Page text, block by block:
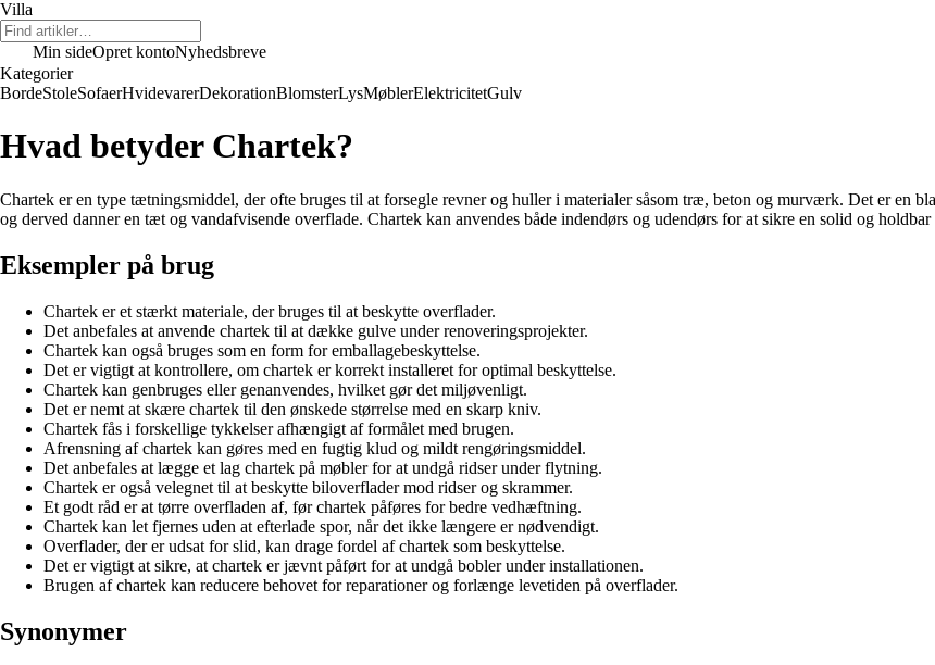
Villa
Min sideOpret kontoNyhedsbreve
Kategorier
BordeStoleSofaerHvidevarerDekorationBlomsterLysMøblerElektricitetGulv
Hvad betyder Chartek?
Chartek er en type tætningsmiddel, der ofte bruges til at forsegle revner og huller i materialer såsom træ, beton og murværk. Det er en
og derved danner en tæt og vandafvisende overflade. Chartek kan anvendes både indendørs og udendørs for at sikre en solid og
Eksempler på brug
Chartek er et stærkt materiale, der bruges til at beskytte overflader.
Det anbefales at anvende chartek til at dække gulve under renoveringsprojekter.
Chartek kan også bruges som en form for emballagebeskyttelse.
Det er vigtigt at kontrollere, om chartek er korrekt installeret for optimal beskyttelse.
Chartek kan genbruges eller genanvendes, hvilket gør det miljøvenligt.
Det er nemt at skære chartek til den ønskede størrelse med en skarp kniv.
Chartek fås i forskellige tykkelser afhængigt af formålet med brugen.
Afrensning af chartek kan gøres med en fugtig klud og mildt rengøringsmiddel.
Det anbefales at lægge et lag chartek på møbler for at undgå ridser under flytning.
Chartek er også velegnet til at beskytte biloverflader mod ridser og skrammer.
Et godt råd er at tørre overfladen af, før chartek påføres for bedre vedhæftning.
Chartek kan let fjernes uden at efterlade spor, når det ikke længere er nødvendigt.
Overflader, der er udsat for slid, kan drage fordel af chartek som beskyttelse.
Det er vigtigt at sikre, at chartek er jævnt påført for at undgå bobler under installationen.
Brugen af chartek kan reducere behovet for reparationer og forlænge levetiden på overflader.
Synonymer